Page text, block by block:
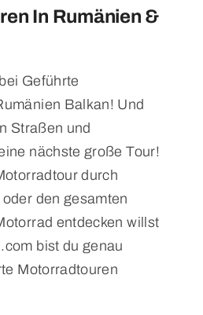
In Rumänien &
Geführte
Balkan! Und
Straßen und
nächste große Tour!
durch
den gesamten
entdecken willst
bist du genau
Motorradtouren